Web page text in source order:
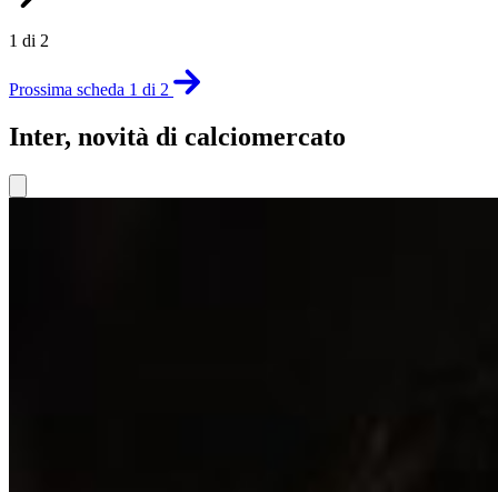
1 di 2
Prossima scheda 1 di 2
Inter, novità di calciomercato